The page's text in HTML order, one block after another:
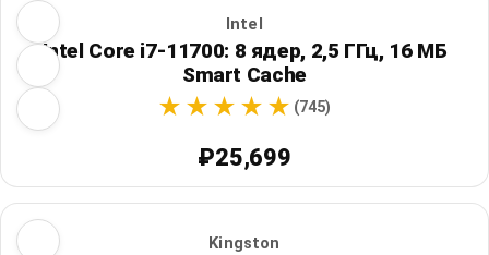
Intel
Intel Core i7-11700: 8 ядер, 2,5 ГГц, 16 МБ
Smart Cache
(745)
₽25,699
Kingston